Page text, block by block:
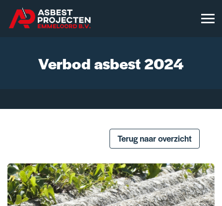
Verbod asbest 2024
Terug naar overzicht